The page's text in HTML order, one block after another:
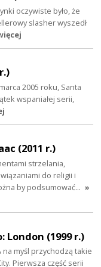
oczywiste było, że
slasher wyszedł
2005 roku, Santa
wspaniałej serii,
(2011 r.)
strzelania,
do religii i
by podsumować… »
London (1999 r.)
na myśl przychodzą takie
Pierwsza część serii